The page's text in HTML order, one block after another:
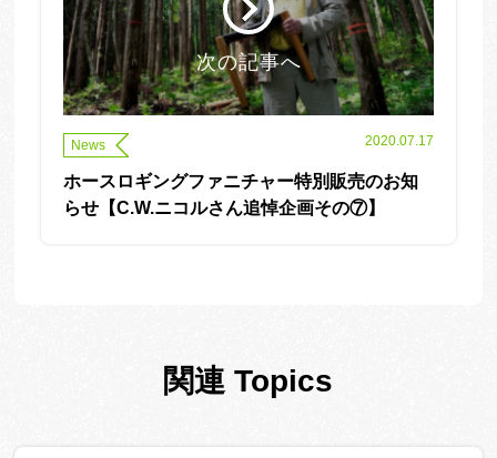
次の記事へ
News 2020.07.17
ホースロギングファニチャー特別販売のお知
らせ【C.W.ニコルさん追悼企画その⑦】
関連 Topics